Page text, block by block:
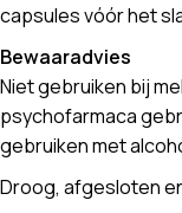
capsules vóór het
Bewaaradvies
Niet gebruiken bij
psychofarmaca
gebruiken met
Droog, afgesloten